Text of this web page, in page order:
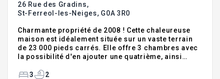
26 Rue des Gradins,
St-Ferreol-les-Neiges, G0A 3R0
Charmante propriété de 2008 ! Cette chaleureuse
maison est idéalement située sur un vaste terrain
de 23 000 pieds carrés. Elle offre 3 chambres avec
la possibilité d'en ajouter une quatrième, ainsi
cette propriété se trouve à seulement quelques
3 2